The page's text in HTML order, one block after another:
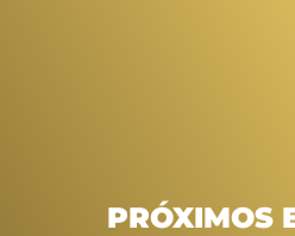
PRÓXIMOS